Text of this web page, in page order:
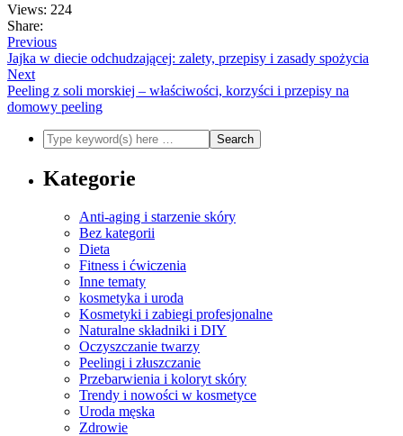
Views: 224
Share:
Previous
Jajka w diecie odchudzającej: zalety, przepisy i zasady spożycia
Next
Peeling z soli morskiej – właściwości, korzyści i przepisy na
domowy peeling
Kategorie
Anti-aging i starzenie skóry
Bez kategorii
Dieta
Fitness i ćwiczenia
Inne tematy
kosmetyka i uroda
Kosmetyki i zabiegi profesjonalne
Naturalne składniki i DIY
Oczyszczanie twarzy
Peelingi i złuszczanie
Przebarwienia i koloryt skóry
Trendy i nowości w kosmetyce
Uroda męska
Zdrowie